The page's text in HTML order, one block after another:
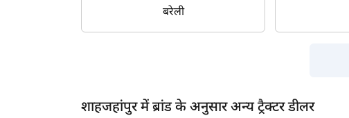
बरेली
शाहजहांपुर में ब्रांड के अनुसार अन्य ट्रैक्टर डीलर